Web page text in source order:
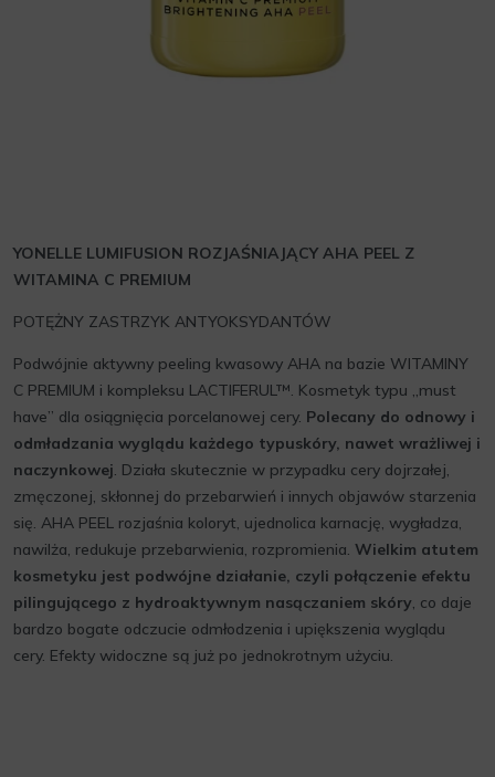
YONELLE LUMIFUSION ROZJAŚNIAJĄCY AHA PEEL Z
WITAMINA C PREMIUM
POTĘŻNY ZASTRZYK ANTYOKSYDANTÓW
Podwójnie aktywny peeling kwasowy AHA na bazie WITAMINY
C PREMIUM i kompleksu LACTIFERUL™. Kosmetyk typu „must
have” dla osiągnięcia porcelanowej cery. Polecany do odnowy i
odmładzania wyglądu każdego typuskóry, nawet wrażliwej i
naczynkowej. Działa skutecznie w przypadku cery dojrzałej,
zmęczonej, skłonnej do przebarwień i innych objawów starzenia
się. AHA PEEL rozjaśnia koloryt, ujednolica karnację, wygładza,
nawilża, redukuje przebarwienia, rozpromienia. Wielkim atutem
kosmetyku jest podwójne działanie, czyli połączenie efektu
pilingującego z hydroaktywnym nasączaniem skóry, co daje
bardzo bogate odczucie odmłodzenia i upiększenia wyglądu
cery. Efekty widoczne są już po jednokrotnym użyciu.